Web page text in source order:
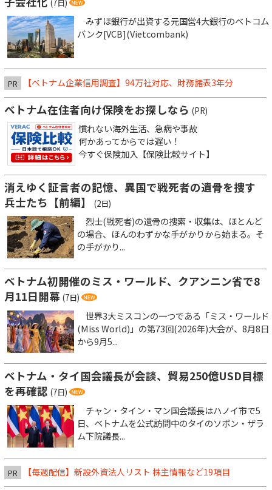
(7日)
みずほ銀行が出資する元国営4大銀行のベトコム
バンク[VCB](Vietcombank)
PR 【ベトナム企業信用調査】94万社対応、財務諸表3年分
ベトナム在住者向け保険をお探しなら (PR)
慣れない海外生活、急病や事故
何かあってからでは遅い！
今すぐ保険加入【保険比較サイト】
消えゆく証言者の記憶、異国で戦死者の遺骨を捜す
兵士たち【前編】
(2日)
烈士(戦死者)の遺骨の捜索・収集は、ほとんど
の場合、ほんのわずかな手がかりから始まる。そ
の手がかり...
ベトナム初開催のミス・ワールド、クアンニン省で8
月11日開幕 (7日)
世界3大ミスコンの一つである「ミス・ワールド
(Miss World)」の第73回(2026年)大会が、8月8日
から9月5...
ベトナム・タイ国会議長が会談、貿易250億USD目標
を再確認 (7日)
チャン・タイン・マン国会議長はハノイ市で5
日、ベトナムを公式訪問中のタイのソポン・ザラ
ム下院議長...
PR 【毎週配信】新設外資法人リスト 株主情報など19項目